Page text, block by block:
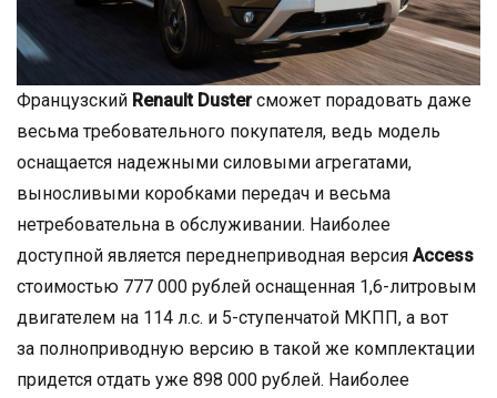
Французский Renault Dusterсможет порадовать даже
весьма требовательного покупателя, ведь модель
оснащается надежными силовыми агрегатами,
выносливыми коробками передач и весьма
нетребовательна в обслуживании. Наиболее
доступной является переднеприводная версия Access
стоимостью 777 000 рублей оснащенная 1,6-литровым
двигателем на 114 л.с. и 5-ступенчатой МКПП, а вот
за полноприводную версию в такой же комплектации
придется отдать уже 898 000 рублей. Наиболее